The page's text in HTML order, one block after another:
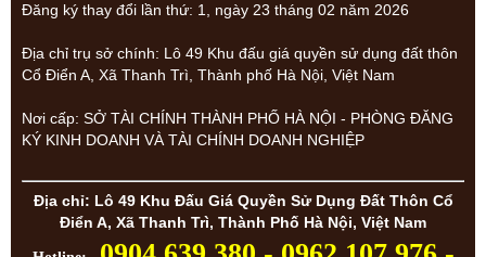
Đăng ký thay đổi lần thứ: 1, ngày 23 tháng 02 năm 2026
Địa chỉ trụ sở chính: Lô 49 Khu đấu giá quyền sử dụng đất thôn
Cổ Điển A, Xã Thanh Trì, Thành phố Hà Nội, Việt Nam
Nơi cấp: SỞ TÀI CHÍNH THÀNH PHỐ HÀ NỘI - PHÒNG ĐĂNG
KÝ KINH DOANH VÀ TÀI CHÍNH DOANH NGHIỆP
Địa chỉ: Lô 49 Khu Đấu Giá Quyền Sử Dụng Đất Thôn Cổ
Điển A, Xã Thanh Trì, Thành Phố Hà Nội, Việt Nam